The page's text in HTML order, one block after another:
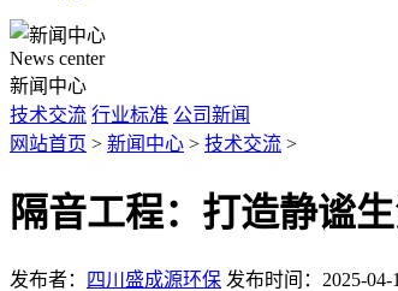
News center
新闻中心
技术交流 行业标准 公司新闻
网站首页 > 新闻中心 > 技术交流 >
隔音工程：打造静谧
发布者： 四川盛成源环保 发布时间：2025-04-